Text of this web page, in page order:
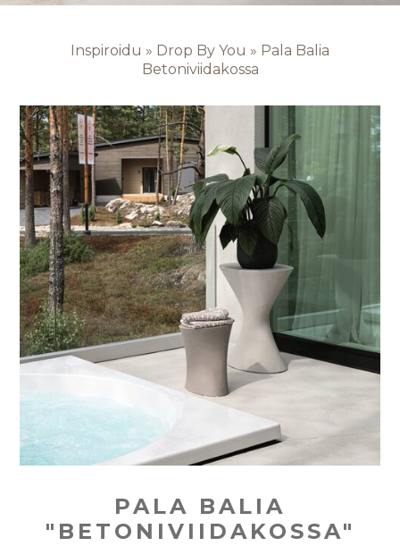
Inspiroidu » Drop By You » Pala Balia
Betoniviidakossa
PALA BALIA
"BETONIVIIDAKOSSA"